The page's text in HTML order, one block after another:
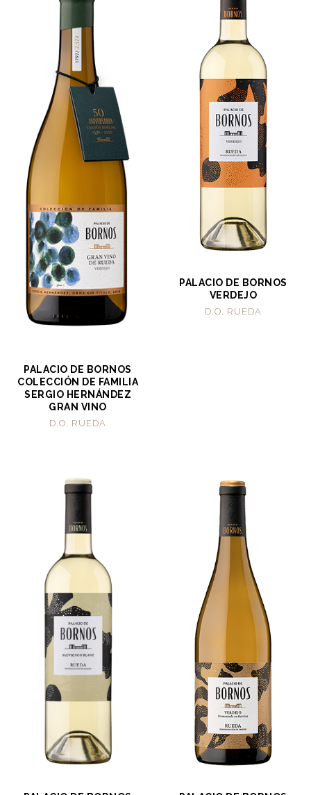
PALACIO DE BORNOS
COLECCIÓN DE FAMILIA
SERGIO HERNÁNDEZ
GRAN VINO
D.O. RUEDA
PALACIO DE BORNOS
VERDEJO
D.O. RUEDA